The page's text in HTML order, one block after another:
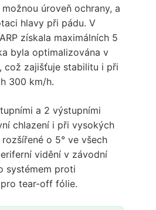
úroveň ochrany, a
hlavy při pádu. V
získala maximálních 5
byla optimalizována v
což zajišťuje stabilitu i při
300 km/h.
a 2 výstupními
chlazení i při vysokých
o 5° ve všech
vidění v závodní
systémem proti
tear-off fólie.